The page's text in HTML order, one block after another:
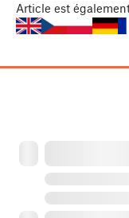
Article est